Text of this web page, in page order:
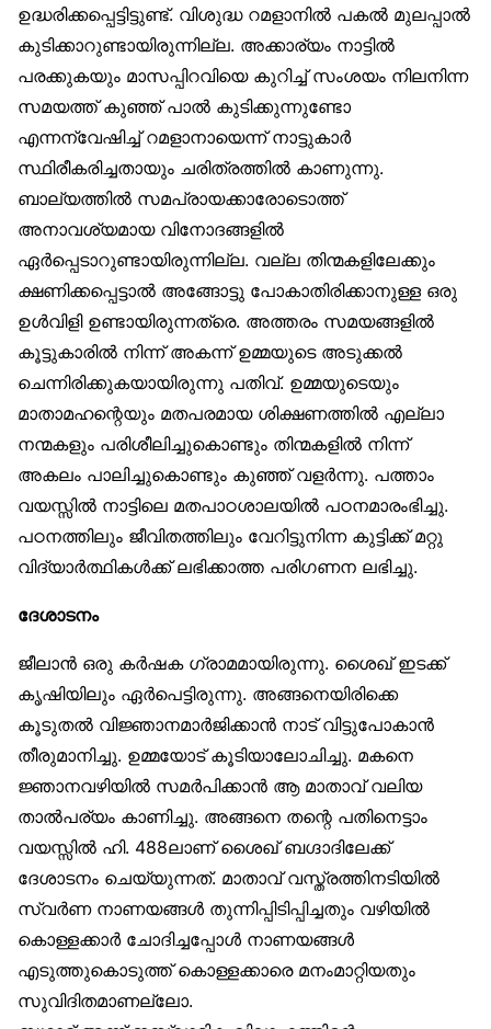
ഉദ്ധരിക്കപ്പെട്ടിട്ടുണ്ട്. വിശുദ്ധ റമളാനിൽ പകൽ മുലപ്പാൽ
കുടിക്കാറുണ്ടായിരുന്നില്ല. അക്കാര്യം നാട്ടിൽ
പരക്കുകയും മാസപ്പിറവിയെ കുറിച്ച് സംശയം നിലനിന്ന
സമയത്ത് കുഞ്ഞ് പാൽ കുടിക്കുന്നുണ്ടോ
എന്നന്വേഷിച്ച് റമളാനായെന്ന് നാട്ടുകാർ
സ്ഥിരീകരിച്ചതായും ചരിത്രത്തിൽ കാണുന്നു.
ബാല്യത്തിൽ സമപ്രായക്കാരോടൊത്ത്
അനാവശ്യമായ വിനോദങ്ങളിൽ
ഏർപ്പെടാറുണ്ടായിരുന്നില്ല. വല്ല തിന്മകളിലേക്കും
ക്ഷണിക്കപ്പെട്ടാൽ അങ്ങോട്ടു പോകാതിരിക്കാനുള്ള ഒരു
ഉൾവിളി ഉണ്ടായിരുന്നത്രെ. അത്തരം സമയങ്ങളിൽ
കൂട്ടുകാരിൽ നിന്ന് അകന്ന് ഉമ്മയുടെ അടുക്കൽ
ചെന്നിരിക്കുകയായിരുന്നു പതിവ്. ഉമ്മയുടെയും
മാതാമഹന്റെയും മതപരമായ ശിക്ഷണത്തിൽ എല്ലാ
നന്മകളും പരിശീലിച്ചുകൊണ്ടും തിന്മകളിൽ നിന്ന്
അകലം പാലിച്ചുകൊണ്ടും കുഞ്ഞ് വളർന്നു. പത്താം
വയസ്സിൽ നാട്ടിലെ മതപാഠശാലയിൽ പഠനമാരംഭിച്ചു.
പഠനത്തിലും ജീവിതത്തിലും വേറിട്ടുനിന്ന കുട്ടിക്ക് മറ്റു
വിദ്യാർത്ഥികൾക്ക് ലഭിക്കാത്ത പരിഗണന ലഭിച്ചു.
ദേശാടനം
ജീലാൻ ഒരു കർഷക ഗ്രാമമായിരുന്നു. ശൈഖ് ഇടക്ക്
കൃഷിയിലും ഏർപെട്ടിരുന്നു. അങ്ങനെയിരിക്കെ
കൂടുതൽ വിജ്ഞാനമാർജിക്കാൻ നാട് വിട്ടുപോകാൻ
തീരുമാനിച്ചു. ഉമ്മയോട് കൂടിയാലോചിച്ചു. മകനെ
ജ്ഞാനവഴിയിൽ സമർപിക്കാൻ ആ മാതാവ് വലിയ
താൽപര്യം കാണിച്ചു. അങ്ങനെ തന്റെ പതിനെട്ടാം
വയസ്സിൽ ഹി. 488ലാണ് ശൈഖ് ബഗ്ദാദിലേക്ക്
ദേശാടനം ചെയ്യുന്നത്. മാതാവ് വസ്ത്രത്തിനടിയിൽ
സ്വർണ നാണയങ്ങൾ തുന്നിപ്പിടിപ്പിച്ചതും വഴിയിൽ
കൊള്ളക്കാർ ചോദിച്ചപ്പോൾ നാണയങ്ങൾ
എടുത്തുകൊടുത്ത് കൊള്ളക്കാരെ മനംമാറ്റിയതും
സുവിദിതമാണല്ലോ.